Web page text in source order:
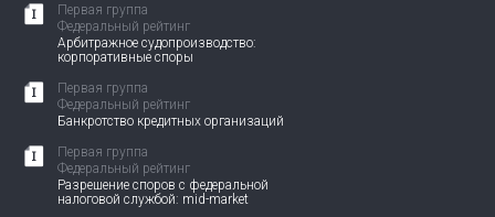
Первая группа
Федеральный рейтинг
Арбитражное судопроизводство:
корпоративные споры
Первая группа
Федеральный рейтинг
Банкротство кредитных организаций
Первая группа
Федеральный рейтинг
Разрешение споров с федеральной
налоговой службой: mid-market